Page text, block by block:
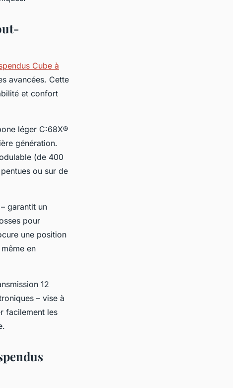
Cube à
avancées. Cette
et confort
léger C:68X®
génération.
(de 400
ou sur de
garantit un
pour
une position
en
12
– vise à
facilement les